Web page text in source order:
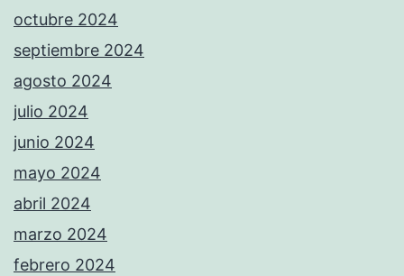
octubre 2024
septiembre 2024
agosto 2024
julio 2024
junio 2024
mayo 2024
abril 2024
marzo 2024
febrero 2024